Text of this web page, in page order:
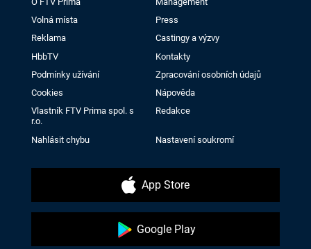
Volná místa
Press
Reklama
Castingy a výzvy
HbbTV
Kontakty
Podmínky užívání
Zpracování osobních údajů
Cookies
Nápověda
Vlastník FTV Prima spol. s
r.o.
Redakce
Nahlásit chybu Nastavení soukromí
App Store
Google Play